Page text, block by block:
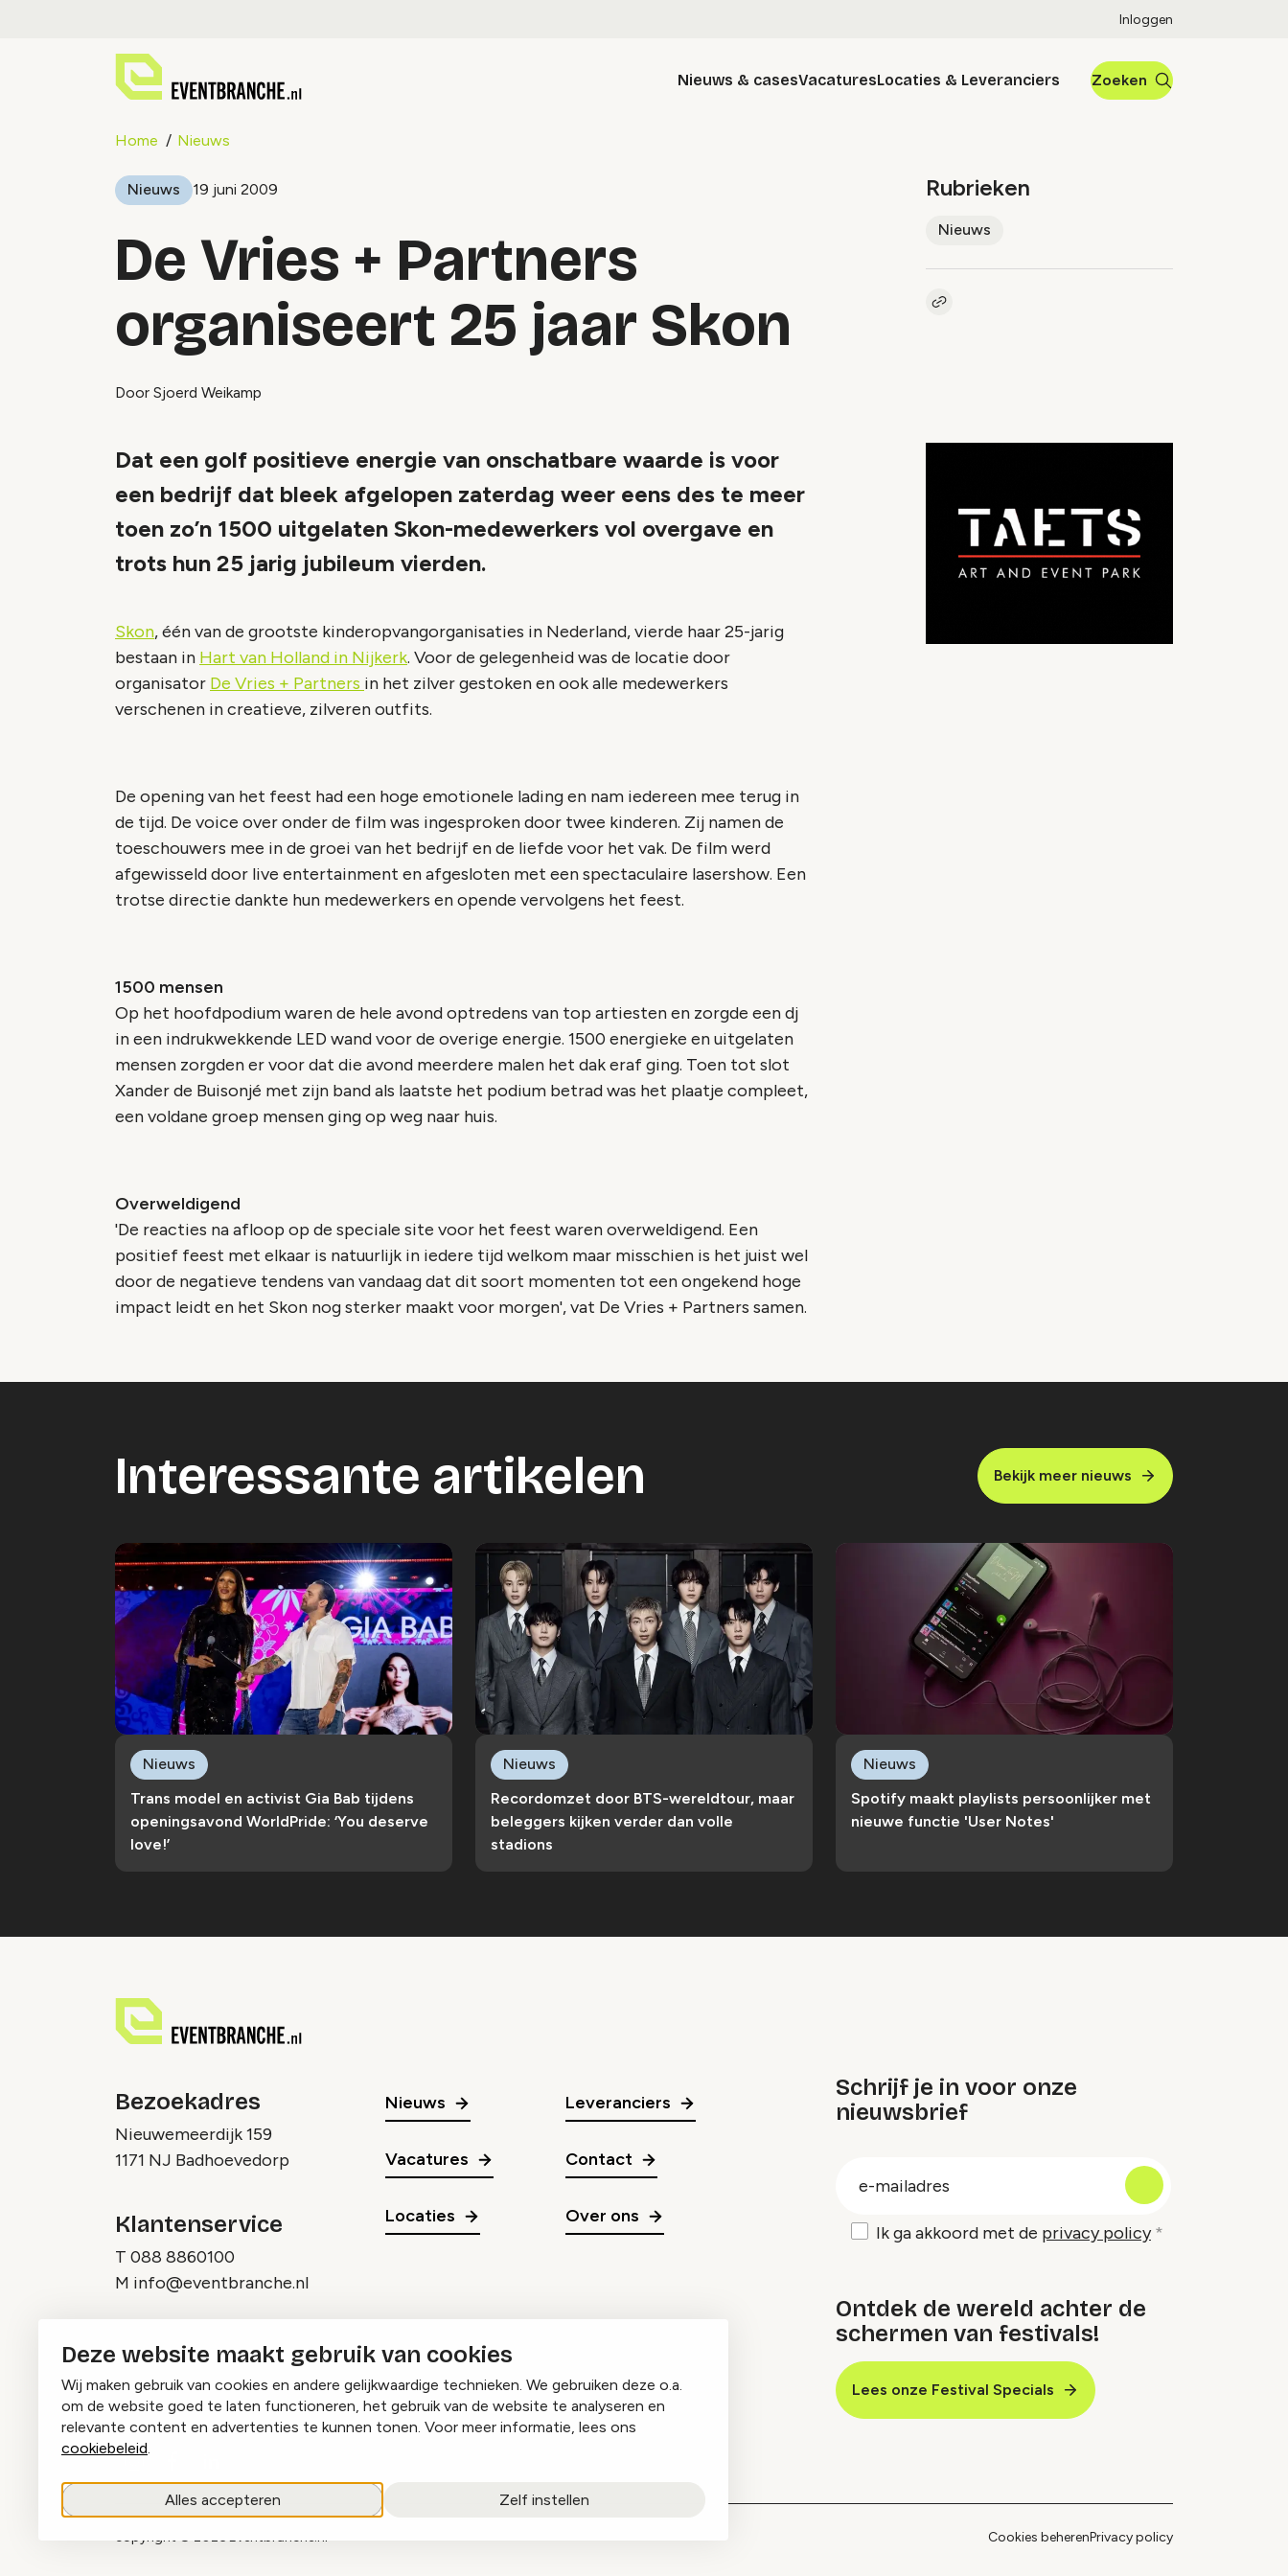
Deze website maakt gebruik van cookies
Wij maken gebruik van cookies en andere gelijkwaardige technieken. We gebruiken deze o.a.
om de website goed te laten functioneren, het gebruik van de website te analyseren en
relevante content en advertenties te kunnen tonen. Voor meer informatie, lees ons
cookiebeleid.
Alles accepteren Zelf instellen
Inloggen
Nieuws & casesVacaturesLocaties & Leveranciers Zoeken
Home Nieuws
Nieuws 19 juni 2009
De Vries + Partners
organiseert 25 jaar Skon
Door Sjoerd Weikamp
Rubrieken
Nieuws
Kopieer link naar artikel
Dat een golf positieve energie van onschatbare waarde is voor
een bedrijf dat bleek afgelopen zaterdag weer eens des te meer
toen zo’n 1500 uitgelaten Skon-medewerkers vol overgave en
trots hun 25 jarig jubileum vierden.
Skon, één van de grootste kinderopvangorganisaties in Nederland, vierde haar 25-jarig
bestaan in Hart van Holland in Nijkerk. Voor de gelegenheid was de locatie door
organisator De Vries + Partners in het zilver gestoken en ook alle medewerkers
verschenen in creatieve, zilveren outfits.
De opening van het feest had een hoge emotionele lading en nam iedereen mee terug in
de tijd. De voice over onder de film was ingesproken door twee kinderen. Zij namen de
toeschouwers mee in de groei van het bedrijf en de liefde voor het vak. De film werd
afgewisseld door live entertainment en afgesloten met een spectaculaire lasershow. Een
trotse directie dankte hun medewerkers en opende vervolgens het feest.
1500 mensen
Op het hoofdpodium waren de hele avond optredens van top artiesten en zorgde een dj
in een indrukwekkende LED wand voor de overige energie. 1500 energieke en uitgelaten
mensen zorgden er voor dat die avond meerdere malen het dak eraf ging. Toen tot slot
Xander de Buisonjé met zijn band als laatste het podium betrad was het plaatje compleet,
een voldane groep mensen ging op weg naar huis.
Overweldigend
'De reacties na afloop op de speciale site voor het feest waren overweldigend. Een
positief feest met elkaar is natuurlijk in iedere tijd welkom maar misschien is het juist wel
door de negatieve tendens van vandaag dat dit soort momenten tot een ongekend hoge
impact leidt en het Skon nog sterker maakt voor morgen', vat De Vries + Partners samen.
Interessante artikelen Bekijk meer nieuws
Trans model en activist Gia Bab tijdens
openingsavond WorldPride: ‘You deserve
love!’
Nieuws
Recordomzet door BTS-wereldtour, maar
beleggers kijken verder dan volle
stadions
Nieuws
Spotify maakt playlists persoonlijker met
nieuwe functie 'User Notes'
Nieuws
Bezoekadres
Nieuwemeerdijk 159
1171 NJ Badhoevedorp
Klantenservice
T 088 8860100
M info@eventbranche.nl
Nieuws
Vacatures
Locaties
Leveranciers
Contact
Over ons
Schrijf je in voor onze
nieuwsbrief
Ik ga akkoord met de privacy policy
Ontdek de wereld achter de
schermen van festivals!
Lees onze Festival Specials
Cookies beherenPrivacy policy
copyright © 2026 Eventbranche.nl